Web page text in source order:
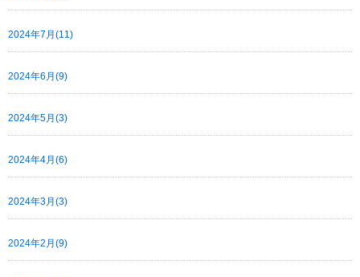
2024年7月(11)
2024年6月(9)
2024年5月(3)
2024年4月(6)
2024年3月(3)
2024年2月(9)